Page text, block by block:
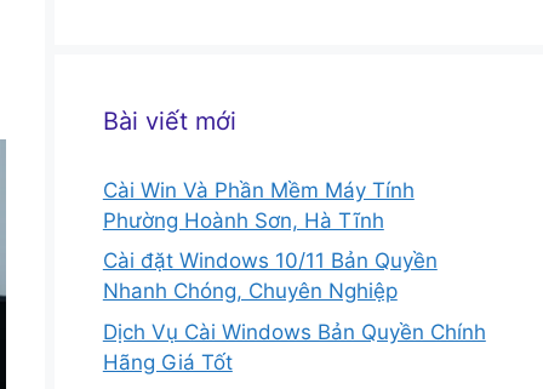
Bài viết mới
Cài Win Và Phần Mềm Máy Tính
Phường Hoành Sơn, Hà Tĩnh
Cài đặt Windows 10/11 Bản Quyền
Nhanh Chóng, Chuyên Nghiệp
Dịch Vụ Cài Windows Bản Quyền Chính
Hãng Giá Tốt